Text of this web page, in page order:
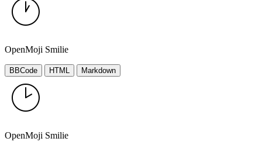
OpenMoji Smilie
BBCode HTML Markdown
OpenMoji Smilie